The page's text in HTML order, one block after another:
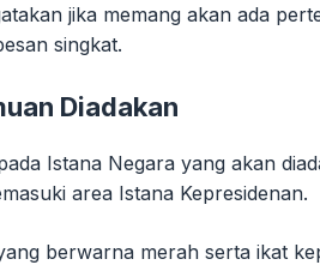
jika memang akan ada
singkat.
Diadakan
Istana Negara yang akan
area Istana Kepresidenan.
berwarna merah serta ikat